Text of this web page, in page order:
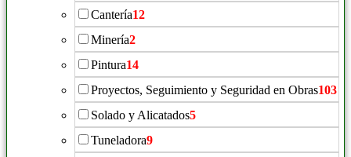
Cantería12
Minería2
Pintura14
Proyectos, Seguimiento y Seguridad en Obras103
Solado y Alicatados5
Tuneladora9